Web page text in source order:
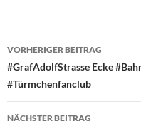
VORHERIGER BEITRAG
#GrafAdolfStrasse Ecke
#Türmchenfanclub
NÄCHSTER BEITRAG